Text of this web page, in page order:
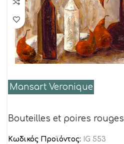
Mansart Veronique
Bouteilles et poires rouges
Κωδικός Προϊόντος:
IG 553